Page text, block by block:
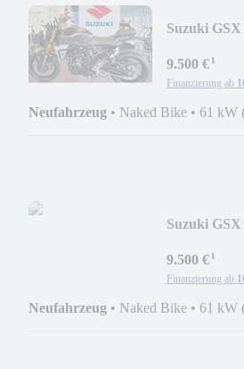
Suzuki
9.500 €¹
Finanzierung ab
Neufahrzeug • Naked Bike • 61 kW
Suzuki
9.500 €¹
Finanzierung ab
Neufahrzeug • Naked Bike • 61 kW